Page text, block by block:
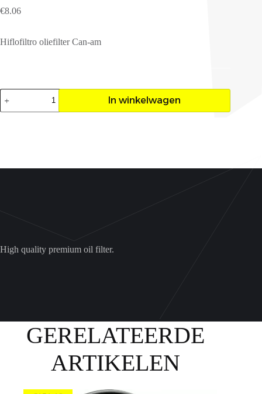
€8.06
Hiflofiltro oliefilter Can-am
Hiflofiltro
oliefilter
Can-
In winkelwagen
High quality premium oil filter.
GERELATEERDE
ARTIKELEN